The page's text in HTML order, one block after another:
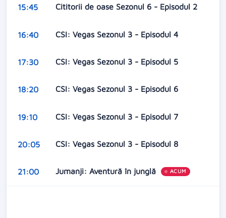
15:45 Cititorii de oase Sezonul 6 - Episodul 2
16:40 CSI: Vegas Sezonul 3 - Episodul 4
17:30 CSI: Vegas Sezonul 3 - Episodul 5
18:20 CSI: Vegas Sezonul 3 - Episodul 6
19:10 CSI: Vegas Sezonul 3 - Episodul 7
20:05 CSI: Vegas Sezonul 3 - Episodul 8
21:00 Jumanji: Aventură în junglă ACUM